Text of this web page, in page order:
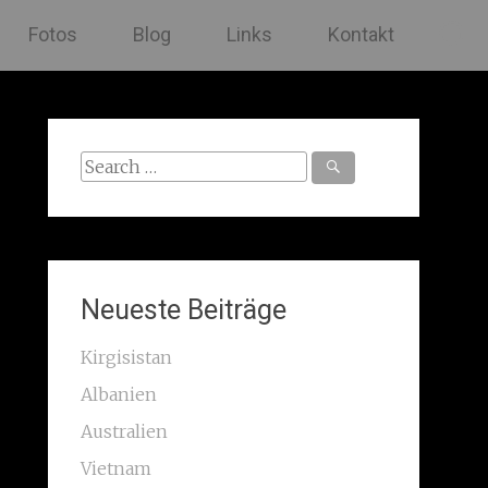
Fotos Blog Links Kontakt
Search
Neueste Beiträge
Kirgisistan
Albanien
Australien
Vietnam